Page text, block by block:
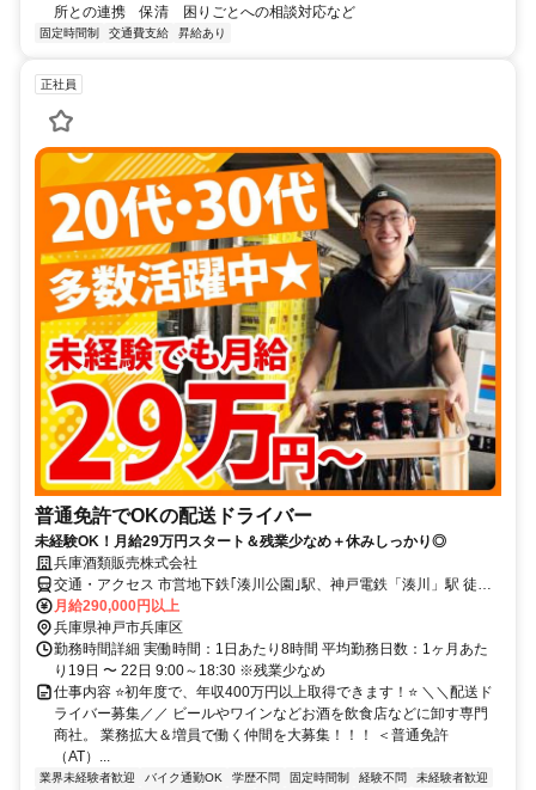
所との連携 保清 困りごとへの相談対応など
固定時間制 交通費支給 昇給あり
正社員
普通免許でOKの配送ドライバー
未経験OK！月給29万円スタート＆残業少なめ＋休みしっかり◎
兵庫酒類販売株式会社
交通・アクセス 市営地下鉄｢湊川公園｣駅、神戸電鉄「湊川」駅 徒歩
10分 ★バイク通勤OK★自転車通勤OK※車通勤不可
月給290,000円以上
兵庫県神戸市兵庫区
勤務時間詳細 実働時間：1日あたり8時間 平均勤務日数：1ヶ月あた
り19日 〜 22日 9:00～18:30 ※残業少なめ
仕事内容 ⭐初年度で、年収400万円以上取得できます！⭐ ＼＼配送ド
ライバー募集／／ ビールやワインなどお酒を飲食店などに卸す専門
商社。 業務拡大＆増員で働く仲間を大募集！！！ ＜普通免許
（AT）...
業界未経験者歓迎 バイク通勤OK 学歴不問 固定時間制 経験不問
未経験者歓迎